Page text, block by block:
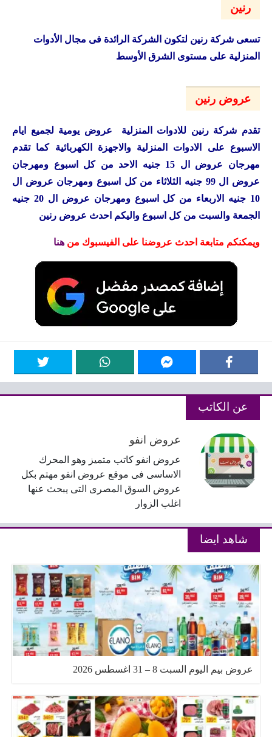
رنين
تسعى شركة رنين لتكون الشركة الرائدة فى مجال الأدوات
المنزلية على مستوى الشرق الأوسط
عروض رنين
تقدم شركة رنين للادوات المنزلية عروض يومية لجميع ايام
الاسبوع على الادوات المنزلية والاجهزة الكهربائية كما تقدم
مهرجان عروض ال 15 جنيه الاحد من كل اسبوع ومهرجان
عروض ال 99 جنيه الثلاثاء من كل اسبوع ومهرجان عروض ال
10 جنيه الاربعاء من كل اسبوع ومهرجان عروض ال 20 جنيه
الجمعة والسبت من كل اسبوع واليكم احدث عروض رنين
ويمكنكم متابعة احدث عروضنا على الفيسبوك من هنا
عن الكاتب
عروض انفو
عروض انفو كاتب متميز وهو المحرك
الاساسى فى موقع عروض انفو مهتم بكل
عروض السوق المصرى التى يبحث عنها
اغلب الزوار
شاهد ايضا
عروض بيم اليوم السبت 8 – 31 اغسطس 2026